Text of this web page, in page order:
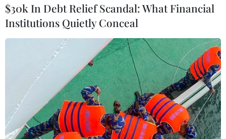
$30k In Debt Relief Scandal: What Financial
Institutions Quietly Conceal